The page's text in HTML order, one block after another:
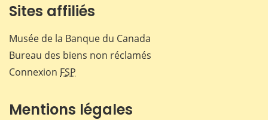
Sites affiliés
Musée de la Banque du Canada
Bureau des biens non réclamés
Connexion FSP
Mentions légales